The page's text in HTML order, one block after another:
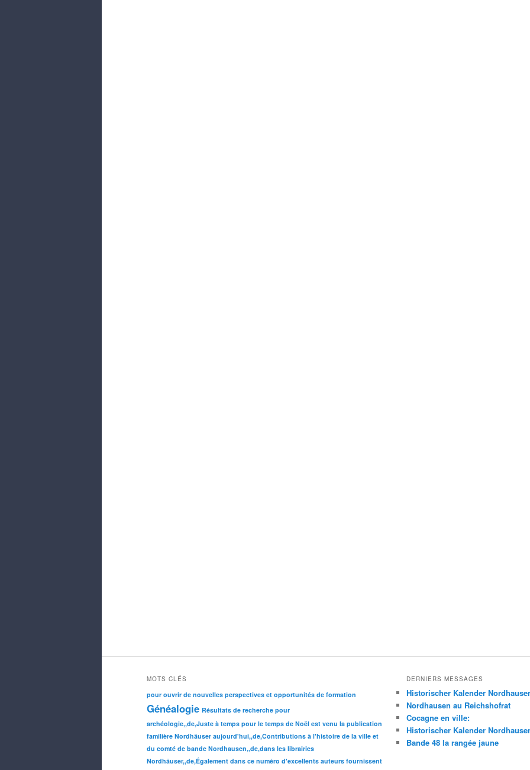
MOTS CLÉS
pour ouvrir de nouvelles perspectives et opportunités de formation
Généalogie Résultats de recherche pour
archéologie,,de,Juste à temps pour le temps de Noël est venu la publication
familière Nordhäuser aujourd'hui,,de,Contributions à l'histoire de la ville et
du comté de bande Nordhausen,,de,dans les librairies
Nordhäuser,,de,Également dans ce numéro d'excellents auteurs fournissent
DERNIERS MESSAGES
Historischer Kalender
Nordhausen au Reichshofrat
Cocagne en ville:
Historischer Kalender
Bande 48 la rangée jaune